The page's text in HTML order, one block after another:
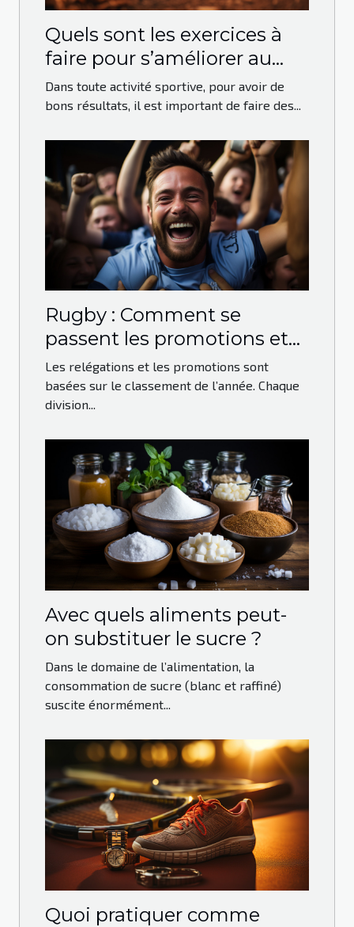
Quels sont les exercices à
faire pour s’améliorer au
running ?
Dans toute activité sportive, pour avoir de
bons résultats, il est important de faire des...
Rugby : Comment se
passent les promotions et
les relégations ?
Les relégations et les promotions sont
basées sur le classement de l’année. Chaque
division...
Avec quels aliments peut-
on substituer le sucre ?
Dans le domaine de l’alimentation, la
consommation de sucre (blanc et raffiné)
suscite énormément...
Quoi pratiquer comme